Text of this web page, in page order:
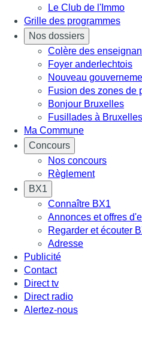
Le Club de l'Immo
Grille des programmes
Nos dossiers
Colère des
Foyer anderlechtois
Nouveau
Fusion des zones de
Bonjour Bruxelles
Fusillades à Bruxelles
Ma Commune
Concours
Nos concours
Règlement
BX1
Connaître BX1
Annonces et offres
Regarder et écouter
Adresse
Publicité
Contact
Direct tv
Direct radio
Alertez-nous